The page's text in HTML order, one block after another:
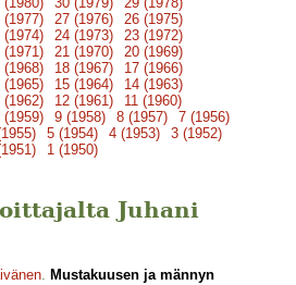
(1977)
27 (1976)
26 (1975)
(1974)
24 (1973)
23 (1972)
(1971)
21 (1970)
20 (1969)
(1968)
18 (1967)
17 (1966)
(1965)
15 (1964)
14 (1963)
(1962)
12 (1961)
11 (1960)
(1959)
9 (1958) 8 (1957)
7 (1956)
5 (1954) 4 (1953)
3 (1952)
1 (1950)
Juhani
. Mustakuusen ja männyn